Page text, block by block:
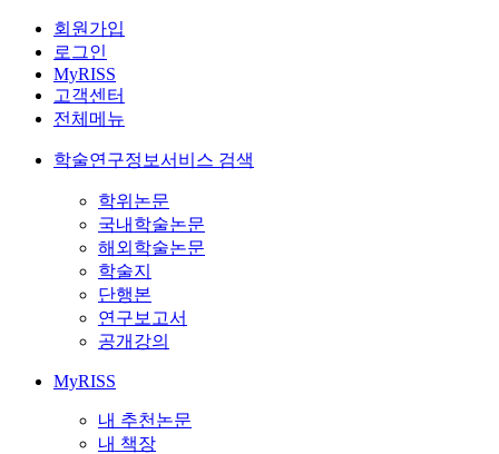
회원가입
로그인
MyRISS
고객센터
전체메뉴
학술연구정보서비스 검색
학위논문
국내학술논문
해외학술논문
학술지
단행본
연구보고서
공개강의
MyRISS
내 추천논문
내 책장